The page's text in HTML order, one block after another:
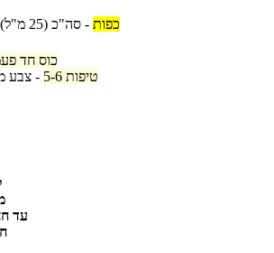
כפות - סה"כ (25 מ"ל)
כוס חד
צבע -
5-6 טיפות
עד